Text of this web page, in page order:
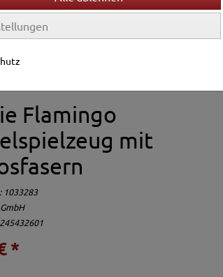
Terrarienwelt
Flamingo
mit
1033283
*